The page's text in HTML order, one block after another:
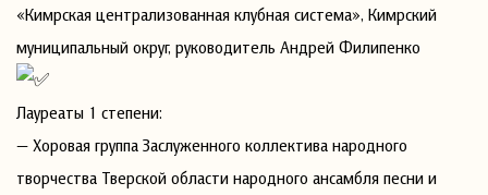
«Кимрская централизованная клубная система», Кимрский
муниципальный округ, руководитель Андрей Филипенко
Лауреаты 1 степени:
— Хоровая группа Заслуженного коллектива народного
творчества Тверской области народного ансамбля песни и